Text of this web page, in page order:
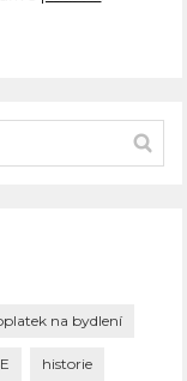
na bydlení
historie